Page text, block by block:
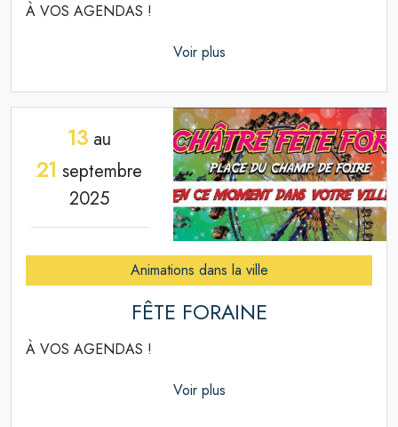
À VOS AGENDAS !
Voir plus
13 au
21 septembre
2025
Animations dans la ville
FÊTE FORAINE
À VOS AGENDAS !
Voir plus